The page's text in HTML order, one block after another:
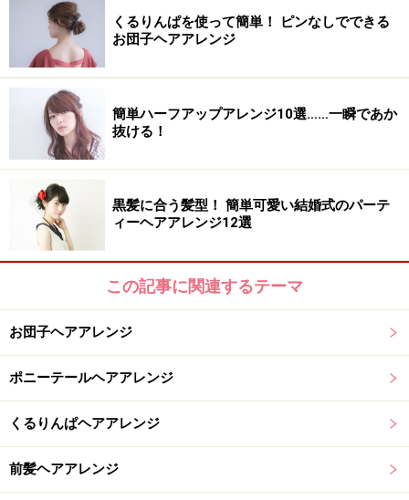
くるりんぱを使って簡単！ ピンなしでできる
お団子ヘアアレンジ
簡単ハーフアップアレンジ10選……一瞬であか
抜ける！
黒髪に合う髪型！ 簡単可愛い結婚式のパーテ
ィーヘアアレンジ12選
この記事に関連するテーマ
お団子ヘアアレンジ
ポニーテールヘアアレンジ
くるりんぱヘアアレンジ
前髪ヘアアレンジ